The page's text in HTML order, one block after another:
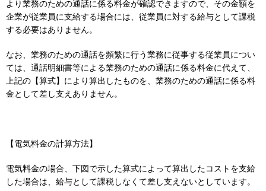
より業務のための通話に係る料金が確認できますので、その金額を
企業が従業員に支給する場合には、従業員に対する給与として課税
する必要はありません。
なお、業務のための通話を頻繁に行う業務に従事する従業員につい
ては、通話明細書等による業務のための通話に係る料金に代えて、
上記の【算式】により算出したものを、業務のための通話に係る料
金として差し支えありません。
【電気料金の計算方法】
電気料金の場合、下図で示した算式によって算出したコストを支給
した場合は、給与として課税しなくて差し支えないとしています。